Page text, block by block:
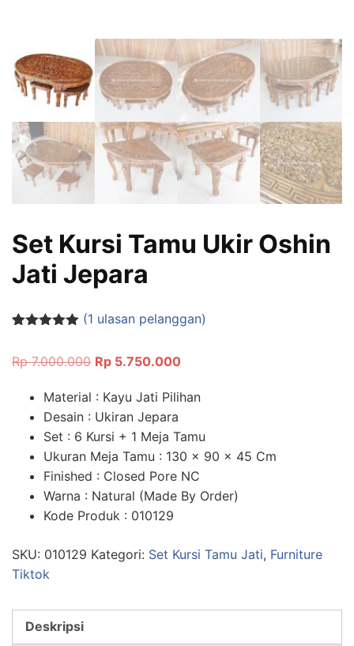
Set Kursi Tamu Ukir Oshin
Jati Jepara
berdasarka
(1 ulasan pelanggan)
Rp7.000.000 Rp 5.750.000
Material : Kayu Jati Pilihan
Desain : Ukiran Jepara
Set : 6 Kursi + 1 Meja Tamu
Ukuran Meja Tamu : 130 x 90 x 45 Cm
Finished : Closed Pore NC
Warna : Natural (Made By Order)
Kode Produk : 010129
SKU: 010129 Kategori: Set Kursi Tamu Jati, Furniture
Tiktok
Deskripsi